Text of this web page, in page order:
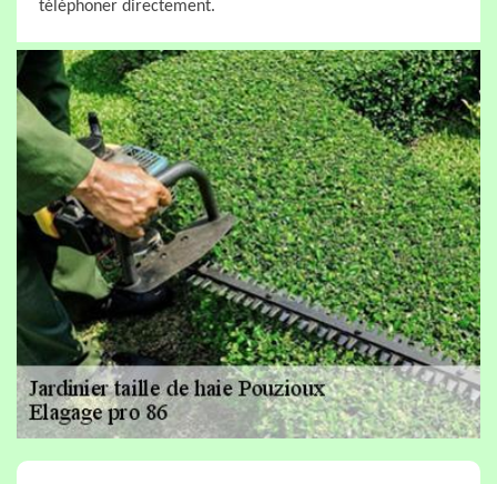
téléphoner directement.